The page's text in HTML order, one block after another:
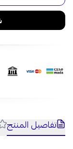
المملكة.
تفاصيل المنتج